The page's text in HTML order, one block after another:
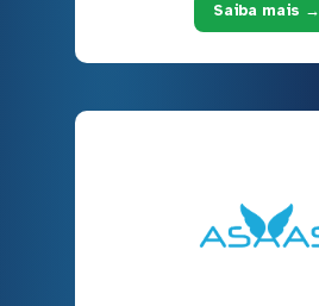
Saiba mais →